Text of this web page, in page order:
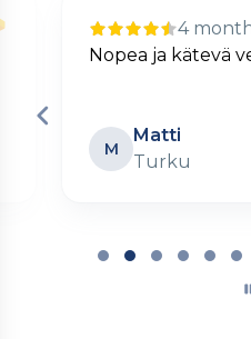
4
Nopea ja kätevä
M
Matti
Turku